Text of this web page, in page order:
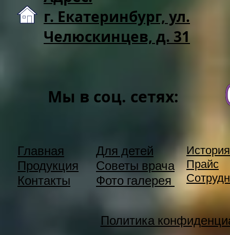
г. Екатеринбург, ул.
Челюскинцев, д. 31
Мы в соц. сетях:
Главная
Продукция
Контакты
Для детей
Советы врача
Фото галерея
История
Прайс
Политика